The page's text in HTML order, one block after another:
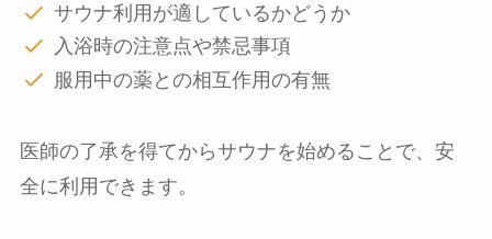
サウナ利用が適しているかどうか
入浴時の注意点や禁忌事項
服用中の薬との相互作用の有無
医師の了承を得てからサウナを始めることで、安
全に利用できます。